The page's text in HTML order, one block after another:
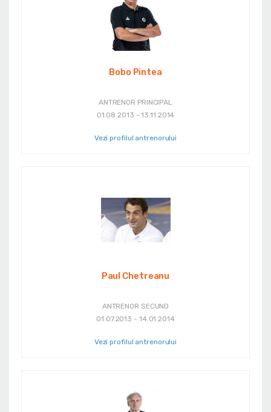
Bobo Pintea
ANTRENOR PRINCIPAL
01.08.2013 - 13.11.2014
Vezi profilul antrenorului
Paul Chetreanu
ANTRENOR SECUND
01.07.2013 - 14.01.2014
Vezi profilul antrenorului